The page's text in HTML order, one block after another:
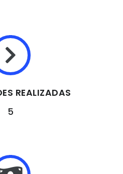
REALIZADAS
5